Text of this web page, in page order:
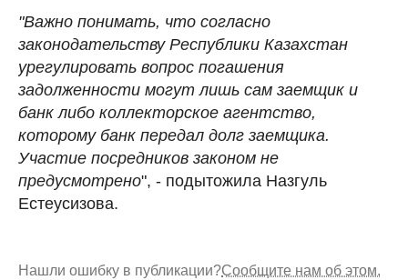
"Важно понимать, что согласно
законодательству Республики Казахстан
урегулировать вопрос погашения
задолженности могут лишь сам заемщик и
банк либо коллекторское агентство,
которому банк передал долг заемщика.
Участие посредников законом не
предусмотрено", - подытожила Назгуль
Естеусизова.
Нашли ошибку в публикации?Сообщите нам об этом.